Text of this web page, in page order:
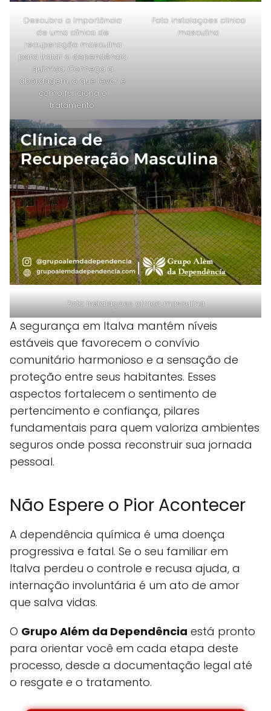
Descubra a importância
de uma clínica de
recuperação masculina
para tratar a dependência
química. Conheça a
abordagem, o que levar e
como funciona o
tratamento.
Foto instalaçoes clinica
masculina
Foto instalaçoes clinica masculina
A segurança em Italva mantém níveis
estáveis que favorecem o convívio
comunitário harmonioso e a sensação de
proteção entre seus habitantes. Esses
aspectos fortalecem o sentimento de
pertencimento e confiança, pilares
fundamentais para quem valoriza ambientes
seguros onde possa reconstruir sua jornada
pessoal.
Não Espere o Pior Acontecer
A dependência química é uma doença
progressiva e fatal. Se o seu familiar em
Italva perdeu o controle e recusa ajuda, a
internação involuntária é um ato de amor
que salva vidas.
O Grupo Além da Dependência está pronto
para orientar você em cada etapa deste
processo, desde a documentação legal até
o resgate e o tratamento.